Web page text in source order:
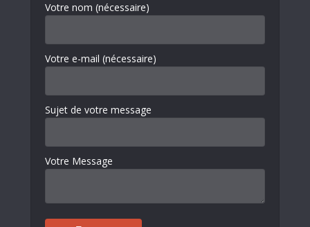
Votre nom (nécessaire)
Votre e-mail (nécessaire)
Sujet de votre message
Votre Message